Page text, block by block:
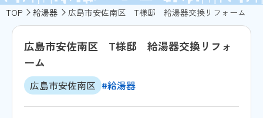
TOP 給湯器 広島市安佐南区 T様邸 給湯器交換リフォーム
広島市安佐南区 T様邸 給湯器交換リフォ
ーム
広島市安佐南区 #給湯器